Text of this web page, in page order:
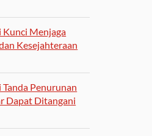
Kunci Menjaga
Kesejahteraan
Penurunan
Dapat Ditangani